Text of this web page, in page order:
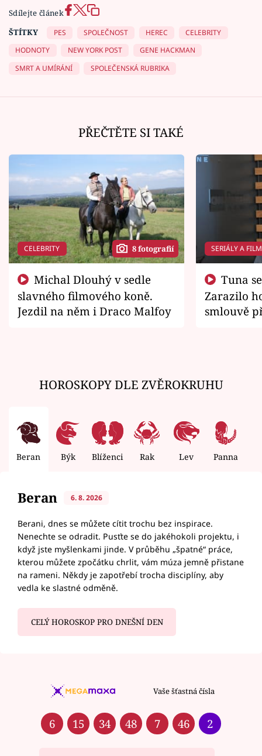
Sdílejte článek
ŠTÍTKY
PES SPOLEČNOST HEREC
CELEBRITY
HODNOTY
NEW YORK POST
GENE HACKMAN
SMRT A UMÍRÁNÍ
SPOLEČENSKÁ RUBRIKA
PŘEČTĚTE SI TAKÉ
CELEBRITY 8 fotografií
slavného filmového koně.
Jezdil na něm i Draco Malfoy
SERIÁLY A
Zarazilo
smlouvě
HOROSKOPY DLE ZVĚROKRUHU
Beran Býk Blíženci Rak Lev Panna
Beran 6. 8. 2026
Berani, dnes se můžete cítit trochu bez inspirace.
Nenechte se odradit. Pusťte se do jakéhokoli projektu, i
když jste myšlenkami jinde. V průběhu „špatné“ práce,
kterou můžete zpočátku chrlit, vám múza jemně přistane
na rameni. Někdy je zapotřebí trocha disciplíny, aby
vedla ke slastné odměně.
CELÝ HOROSKOP PRO DNEŠNÍ DEN
Vaše šťastná čísla
6 15 34 48 7 46 2